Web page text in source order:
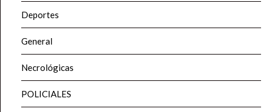
Deportes
General
Necrológicas
POLICIALES